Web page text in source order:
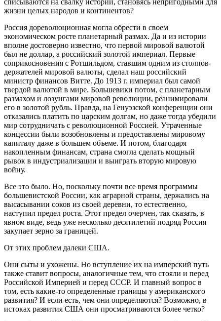
списываются на свалку истории, становясь непригодными для
жизни целых народов и континентов?
Россия дореволюционная могла обрести в своем
экономическом росте планетарный размах. Да и из истории
вполне достоверно известно, что первой мировой валютой
был не доллар, а российский золотой империал. Первые
соприкосновения с Ротшильдом, ставшим одним из столпов-
держателей мировой валюты, сделал наш российский
министр финансов Витте. До 1913 г. империал был самой
твердой валютой в мире. Большевики потом, с планетарным
размахом и лозунгами мировой революции, реанимировали
его в золотой рубль. Правда, на Генуэзской конференции они
отказались платить по царским долгам, но даже тогда убедили
мир сотрудничать с революционной Россией. Утраченные
концессии были возобновлены и предоставлены мировому
капиталу даже в большем объеме. И потом, благодаря
накопленным финансам, страна смогла сделать мощный
рывок в индустриализации и выиграть вторую мировую
войну.
Все это было. Но, поскольку почти все время программы
большевистской России, как аграрной страны, держались на
высасывании соков из своей деревни, то естественно,
наступил предел роста. Этот предел очерчен, так сказать, в
явном виде, ведь уже несколько десятилетий подряд Россия
закупает зерно за границей.
От этих проблем далеки США.
Они сыты и ухожены. Но вступление их на имперский путь
также ставит вопросы, аналогичные тем, что стояли и перед
Российской Империей и перед СССР. И главный вопрос в
том, есть какие-то определенные границы у американского
развития? И если есть, чем они определяются? Возможно, в
истоках развития США они просматриваются более четко?